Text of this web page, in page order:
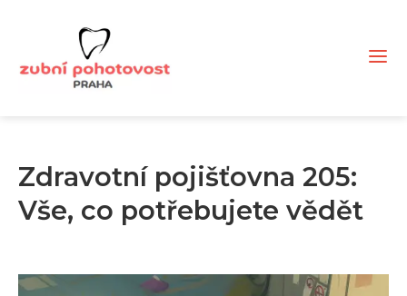
Zdravotní pojišťovna 205:
Vše, co potřebujete vědět